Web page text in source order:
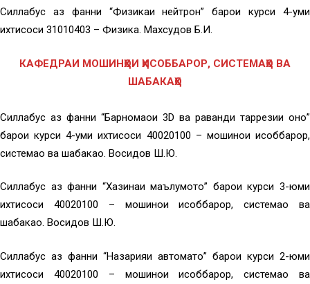
Силлабус аз фанни “Физикаи нейтрон” барои курси 4-уми
ихтисоси 31010403 – Физика. Махсудов Б.И.
КАФЕДРАИ МОШИНҲОИ ҲИСОББАРОР, СИСТЕМАҲО ВА
ШАБАКАҲО
Силлабус аз фанни “Барномаҳои 3D ва раванди тарҳрезии онҳо”
барои курси 4-уми ихтисоси 40020100 – мошинҳои ҳисоббарор,
системаҳо ва шабакаҳо. Восидов Ш.Ю.
Силлабус аз фанни “Хазинаи маълумотҳо” барои курси 3-юми
ихтисоси 40020100 – мошинҳои ҳисоббарор, системаҳо ва
шабакаҳо. Восидов Ш.Ю.
Силлабус аз фанни “Назарияи автоматҳо” барои курси 2-юми
ихтисоси 40020100 – мошинҳои ҳисоббарор, системаҳо ва